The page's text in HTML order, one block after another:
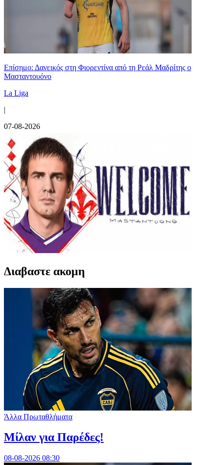
Επίσημο: Δανεικός στη Φιορεντίνα από τη Ρεάλ Μαδρίτης ο
Μασταντουόνο
La Liga
|
07-08-2026
Διαβαστε ακομη
Άλλα Πρωταθλήματα
Μίλαν για Παρέδες!
08-08-2026 08:30